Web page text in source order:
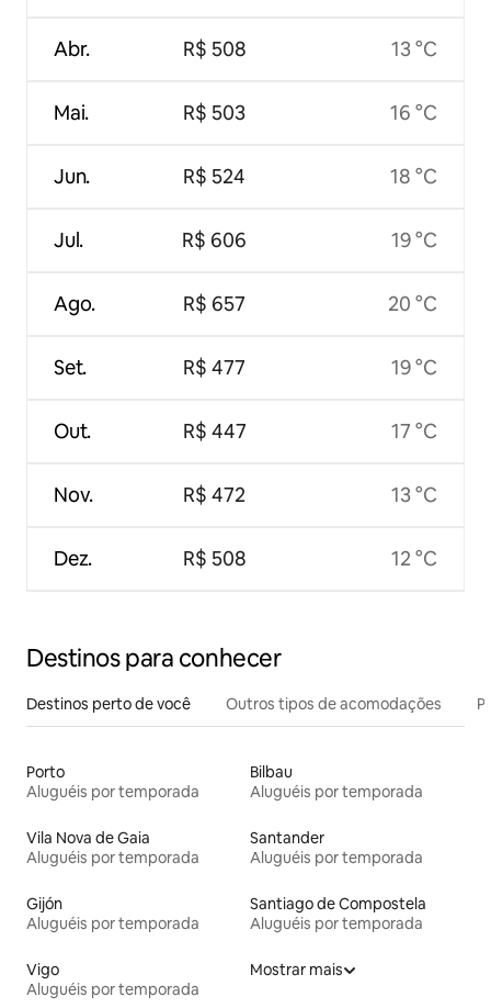
Abr.
Mai.
Jun.
Jul.
Ago.
Set.
Out.
Nov.
Dez.
R$ 508
R$ 503
R$ 524
R$ 606
R$ 657
R$ 477
R$ 447
R$ 472
R$ 508
13 °C
16 °C
18 °C
19 °C
20 °C
19 °C
17 °C
13 °C
12 °C
Destinos para conhecer
Destinos perto de você Outros tipos de acomodações
Porto
Aluguéis por temporada
Bilbau
Aluguéis por temporada
Vila Nova de Gaia
Aluguéis por temporada
Santander
Aluguéis por temporada
Gijón
Aluguéis por temporada
Santiago de Compostela
Aluguéis por temporada
Vigo
Aluguéis por temporada
Mostrar mais